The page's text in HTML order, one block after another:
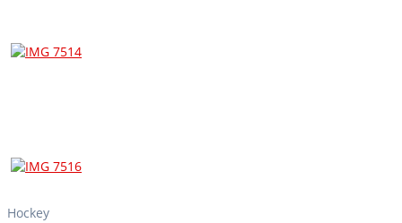
Hockey